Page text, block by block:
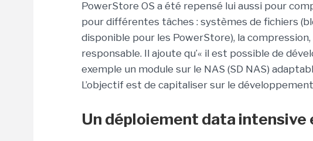
PowerStore OS a été repensé lui aussi pour
pour différentes tâches : systèmes de fichiers
disponible pour les PowerStore), la compression,
responsable. Il ajoute qu’« il est possible de
exemple un module sur le NAS (SD NAS)
L’objectif est de capitaliser sur le développement
Un déploiement data